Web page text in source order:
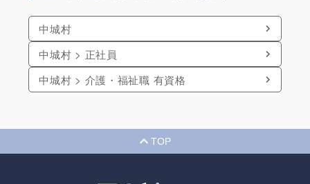
中城村
中城村 > 正社員
中城村 > 介護・福祉職 有資格
TOP